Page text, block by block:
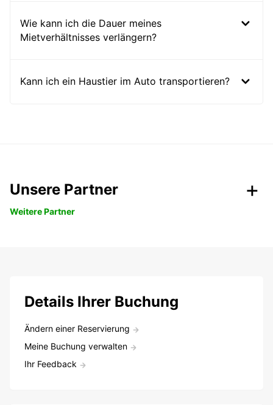
Wie kann ich die Dauer meines
Mietverhältnisses verlängern?
Kann ich ein Haustier im Auto transportieren?
Unsere Partner
Weitere Partner
Details Ihrer Buchung
Ändern einer Reservierung
Meine Buchung verwalten
Ihr Feedback